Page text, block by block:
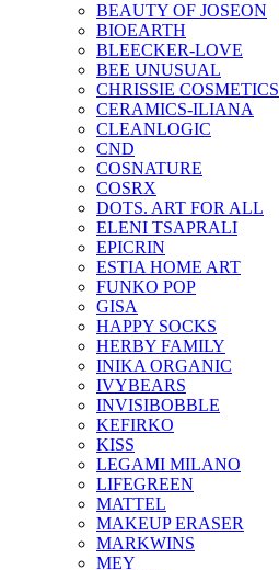
BEAUTY OF JOSEON
BIOEARTH
BLEECKER-LOVE
BEE UNUSUAL
CHRISSIE COSMETICS
CERAMICS-ILIANA
CLEANLOGIC
CND
COSNATURE
COSRX
DOTS. ART FOR ALL
ELENI TSAPRALI
EPICRIN
ESTIA HOME ART
FUNKO POP
GISA
HAPPY SOCKS
HERBY FAMILY
INIKA ORGANIC
IVYBEARS
INVISIBOBBLE
KEFIRKO
KISS
LEGAMI MILANO
LIFEGREEN
MATTEL
MAKEUP ERASER
MARKWINS
MEY